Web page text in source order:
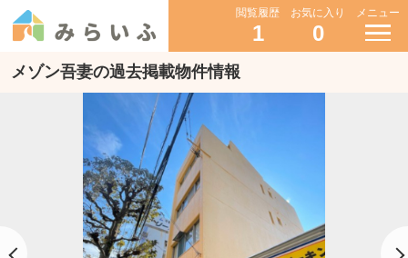
閲覧履歴
1
お気に入り
0
メニュー
メゾン吾妻の過去掲載物件情報